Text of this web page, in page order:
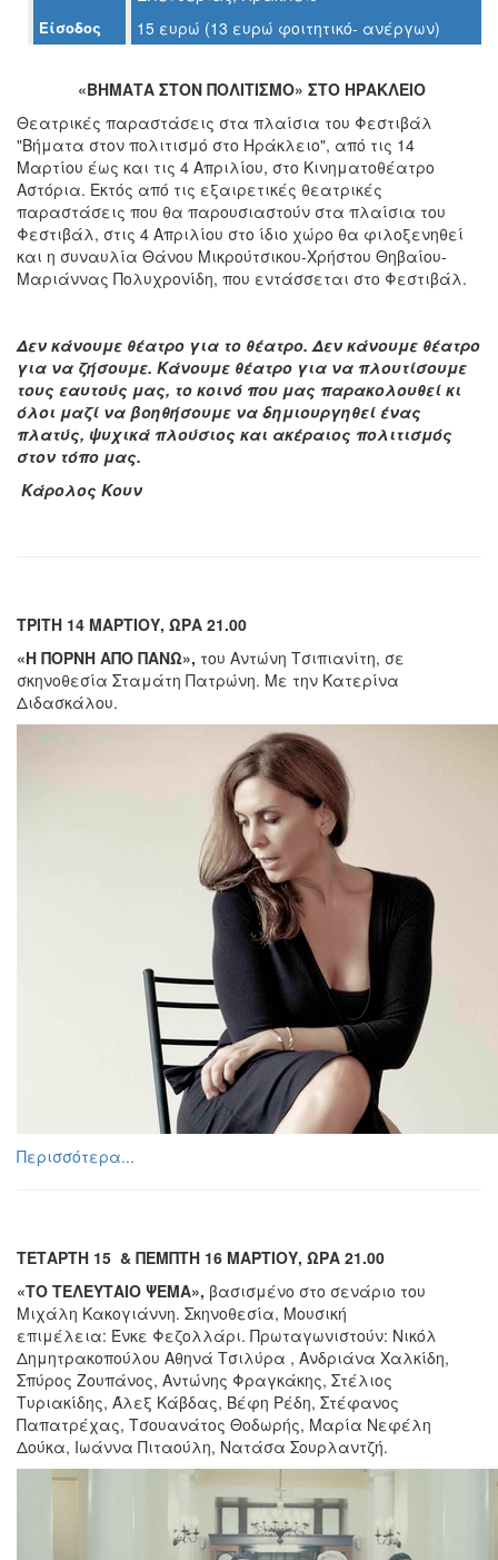
ΤΟΠΟΣ
ΜΑΣ
ΔΗΜΟΣ
ΠΟΛΙΤΙΣΜΟΣ
ΑΝΘΕΚΤΙΚΗ
ΠΟΛΗ
Είσοδος 15 ευρώ (13 ευρώ φοιτητικό- ανέργων)
«ΒΗΜΑΤΑ ΣΤΟΝ ΠΟΛΙΤΙΣΜΟ» ΣΤΟ ΗΡΑΚΛΕΙΟ
Θεατρικές παραστάσεις στα πλαίσια του Φεστιβάλ
"Βήματα στον πολιτισμό στο Ηράκλειο", από τις 14
Μαρτίου έως και τις 4 Απριλίου, στο Κινηματοθέατρο
Αστόρια. Εκτός από τις εξαιρετικές θεατρικές
παραστάσεις που θα παρουσιαστούν στα πλαίσια του
Φεστιβάλ, στις 4 Απριλίου στο ίδιο χώρο θα φιλοξενηθεί
και η συναυλία Θάνου Μικρούτσικου-Χρήστου Θηβαίου-
Μαριάννας Πολυχρονίδη, που εντάσσεται στο Φεστιβάλ.
Δεν κάνουμε θέατρο για το θέατρο. Δεν κάνουμε θέατρο
για να ζήσουμε. Κάνουμε θέατρο για να πλουτίσουμε
τους εαυτούς μας, το κοινό που μας παρακολουθεί κι
όλοι μαζί να βοηθήσουμε να δημιουργηθεί ένας
πλατύς, ψυχικά πλούσιος και ακέραιος πολιτισμός
στον τόπο μας.
Κάρολος Κουν
ΤΡΙΤΗ 14 ΜΑΡΤΙΟΥ, ΩΡΑ 21.00
«Η ΠΟΡΝΗ ΑΠΟ ΠΑΝΩ», του Αντώνη Τσιπιανίτη, σε
σκηνοθεσία Σταμάτη Πατρώνη. Με την Κατερίνα
Διδασκάλου.
Περισσότερα...
ΤΕΤΑΡΤΗ 15 & ΠΕΜΠΤΗ 16 ΜΑΡΤΙΟΥ, ΩΡΑ 21.00
«ΤΟ ΤΕΛΕΥΤΑΙΟ ΨΕΜΑ», βασισμένο στο σενάριο του
Μιχάλη Κακογιάννη. Σκηνοθεσία, Μουσική
επιμέλεια: Ένκε Φεζολλάρι. Πρωταγωνιστούν: Νικόλ
Δημητρακοπούλου Αθηνά Τσιλύρα , Ανδριάνα Χαλκίδη,
Σπύρος Ζουπάνος, Αντώνης Φραγκάκης, Στέλιος
Τυριακίδης, Άλεξ Κάβδας, Βέφη Ρέδη, Στέφανος
Παπατρέχας, Τσουανάτος Θοδωρής, Μαρία Νεφέλη
Δούκα, Ιωάννα Πιταούλη, Νατάσα Σουρλαντζή.